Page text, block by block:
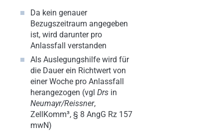
Da kein genauer
Bezugszeitraum angegeben
ist, wird darunter pro
Anlassfall verstanden
Als Auslegungshilfe wird für
die Dauer ein Richtwert von
einer Woche pro Anlassfall
herangezogen (vgl Drs in
Neumayr/Reissner,
ZellKomm³, § 8 AngG Rz 157
mwN)